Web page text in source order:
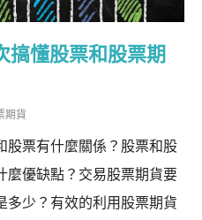
搞懂股票和股票期
期貨
股票有什麼關係？股票和股
麼優缺點？交易股票期貨要
多少？有效的利用股票期貨